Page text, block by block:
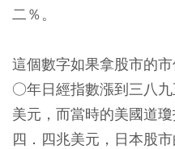
二％。
這個數字如果拿股市的
○年日經指數漲到三八
美元，而當時的美國道
四．四兆美元，日本股